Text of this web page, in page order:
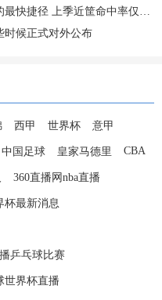
捷径 上季近筐命中率仅61%
时候正式对外公布
西甲 世界杯 意甲
中国足球 皇家马德里 CBA
360直播网nba直播
杯最新消息
乒乓球比赛
世界杯直播